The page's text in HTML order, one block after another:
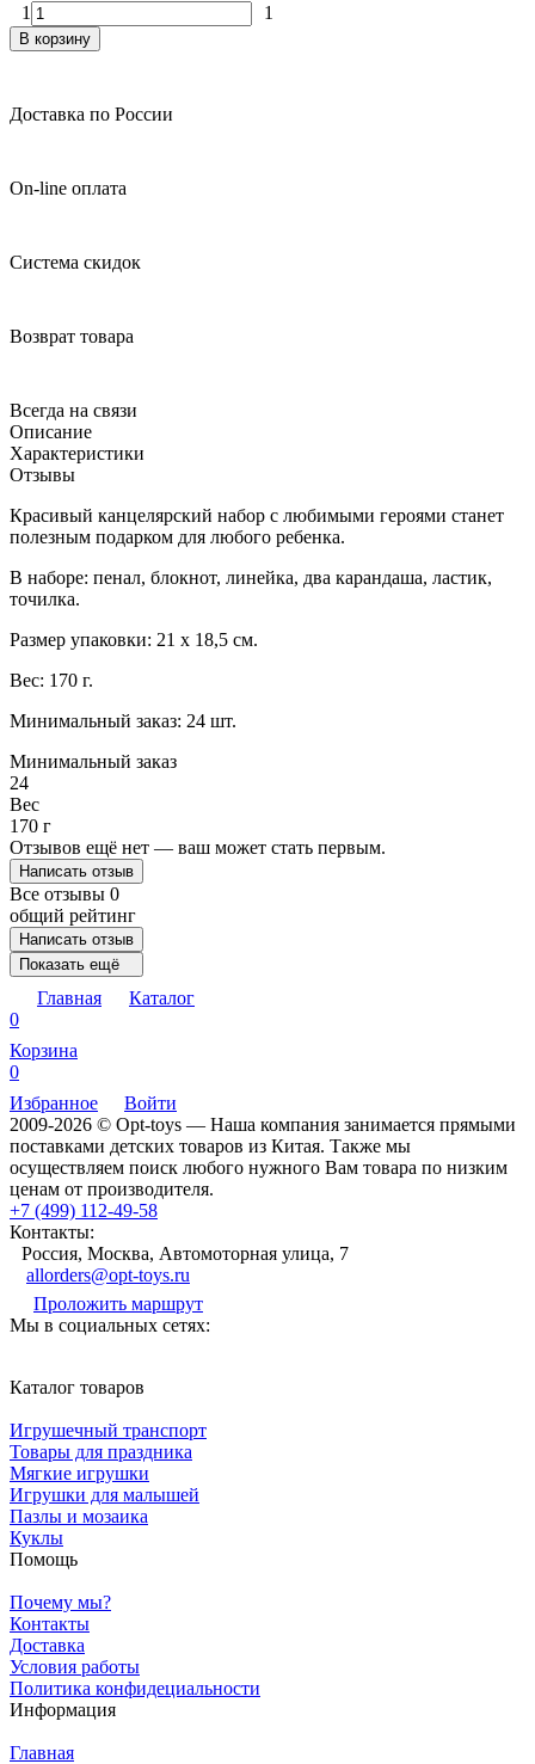
1
1
В корзину
Доставка по России
On-line оплата
Система скидок
Возврат товара
Всегда на связи
Описание
Характеристики
Отзывы
Красивый канцелярский набор с любимыми героями станет
полезным подарком для любого ребенка.
В наборе: пенал, блокнот, линейка, два карандаша, ластик,
точилка.
Размер упаковки: 21 х 18,5 см.
Вес: 170 г.
Минимальный заказ: 24 шт.
Минимальный заказ
24
Вес
170 г
Отзывов ещё нет — ваш может стать первым.
Написать отзыв
Все отзывы 0
общий рейтинг
Написать отзыв
Показать ещё
Главная
Каталог
0
Корзина
0
Избранное
Войти
2009-2026 © Opt-toys — Наша компания занимается прямыми
поставками детских товаров из Китая. Также мы
осуществляем поиск любого нужного Вам товара по низким
ценам от производителя.
+7 (499) 112-49-58
Контакты:
Россия, Москва, Автомоторная улица, 7
allorders@opt-toys.ru
Проложить маршрут
Мы в социальных сетях:
Каталог товаров
Игрушечный транспорт
Товары для праздника
Мягкие игрушки
Игрушки для малышей
Пазлы и мозаика
Куклы
Помощь
Почему мы?
Контакты
Доставка
Условия работы
Политика конфидециальности
Информация
Главная